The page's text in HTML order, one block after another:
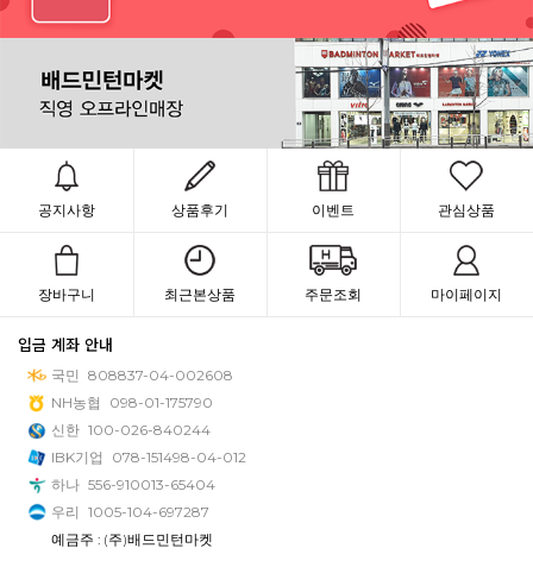
공지사항 상품후기 이벤트 관심상품
장바구니 최근본상품 주문조회 마이페이지
입금 계좌 안내
국민 808837-04-002608
NH농협
098-01-175790
신한 100-026-840244
IBK기업
078-151498-04-012
하나 556-910013-65404
우리 1005-104-697287
예금주 : (주)배드민턴마켓